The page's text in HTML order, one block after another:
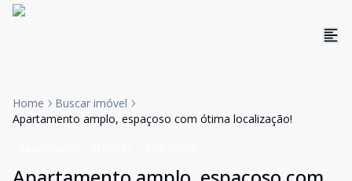
Home
Buscar imóvel
Apartamento amplo, espaçoso com ótima localização!